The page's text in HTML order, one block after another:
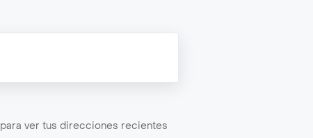
para ver tus direcciones recientes